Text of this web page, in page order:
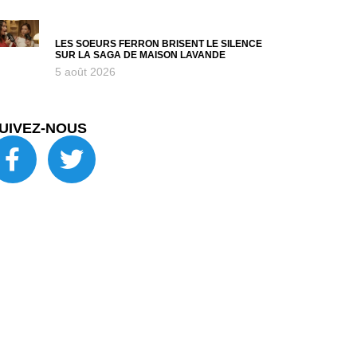
LES SOEURS FERRON BRISENT LE SILENCE
SUR LA SAGA DE MAISON LAVANDE
5 août 2026
NOUS